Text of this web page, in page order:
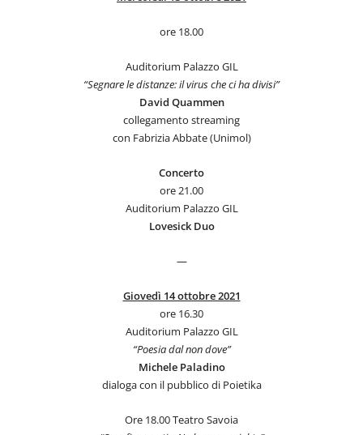
ore 18.00
Auditorium Palazzo GIL
“Segnare le distanze: il virus che ci ha divisi”
David Quammen
collegamento streaming
con Fabrizia Abbate (Unimol)
Concerto
ore 21.00
Auditorium Palazzo GIL
Lovesick Duo
—
Giovedì 14 ottobre 2021
ore 16.30
Auditorium Palazzo GIL
“Poesia dal non dove”
Michele Paladino
dialoga con il pubblico di Poietika
Ore 18.00 Teatro Savoia